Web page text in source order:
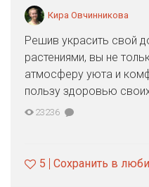
Кира Овчинникова
Решив украсить свой
растениями, вы не
атмосферу уюта и
пользу здоровью
23236
5 Сохранить в